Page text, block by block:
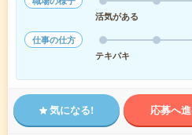
活気がある
仕事の仕方
テキパキ
気になる! 応募へ